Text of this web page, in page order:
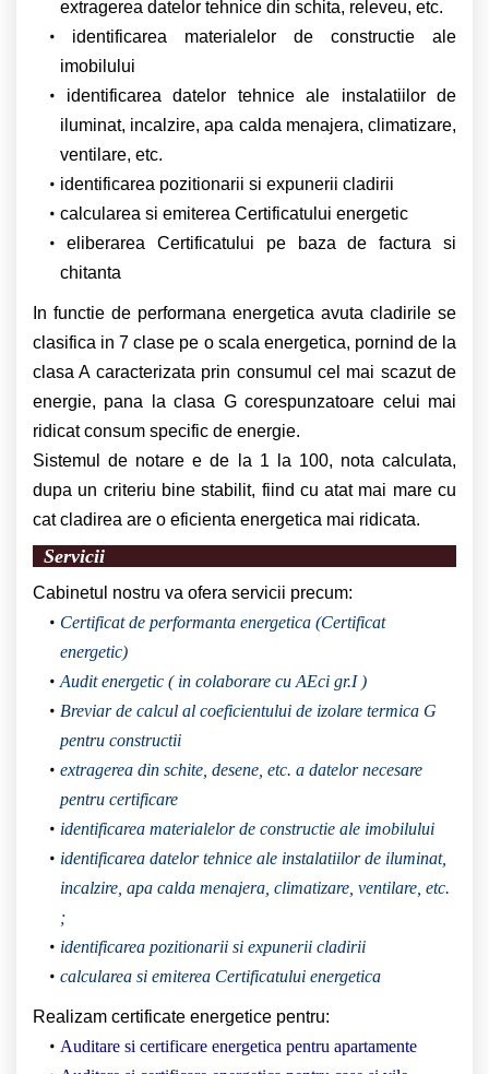
extragerea datelor tehnice din schita, releveu, etc.
identificarea materialelor de constructie ale
imobilului
identificarea datelor tehnice ale instalatiilor de
iluminat, incalzire, apa calda menajera, climatizare,
ventilare, etc.
identificarea pozitionarii si expunerii cladirii
calcularea si emiterea Certificatului energetic
eliberarea Certificatului pe baza de factura si
chitanta
In functie de performana energetica avuta cladirile se
clasifica in 7 clase pe o scala energetica, pornind de la
clasa A caracterizata prin consumul cel mai scazut de
energie, pana la clasa G corespunzatoare celui mai
ridicat consum specific de energie.
Sistemul de notare e de la 1 la 100, nota calculata,
dupa un criteriu bine stabilit, fiind cu atat mai mare cu
cat cladirea are o eficienta energetica mai ridicata.
Servicii
Cabinetul nostru va ofera servicii precum:
Certificat de performanta energetica (Certificat
energetic)
Audit energetic ( in colaborare cu AEci gr.I )
Breviar de calcul al coeficientului de izolare termica G
pentru constructii
extragerea din schite, desene, etc. a datelor necesare
pentru certificare
identificarea materialelor de constructie ale imobilului
identificarea datelor tehnice ale instalatiilor de iluminat,
incalzire, apa calda menajera, climatizare, ventilare, etc.
;
identificarea pozitionarii si expunerii cladirii
calcularea si emiterea Certificatului energetica
Realizam certificate energetice pentru:
Auditare si certificare energetica pentru apartamente